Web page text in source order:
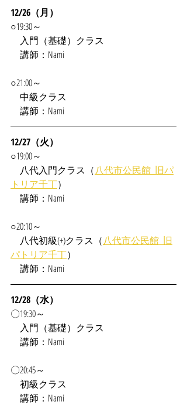
12/26（月）
○19:30～
入門（基礎）クラス
講師：Nami
○21:00～
中級クラス
講師：Nami
12/27（火）
○19:00～
八代入門クラス（八代市公民館_旧パ
トリア千丁）
講師：Nami
○20:10～
八代初級(+)クラス（八代市公民館_旧
パトリア千丁）
講師：Nami
12/28（水）
〇19:30～
入門（基礎）クラス
講師：Nami
〇20:45～
初級クラス
講師：Nami